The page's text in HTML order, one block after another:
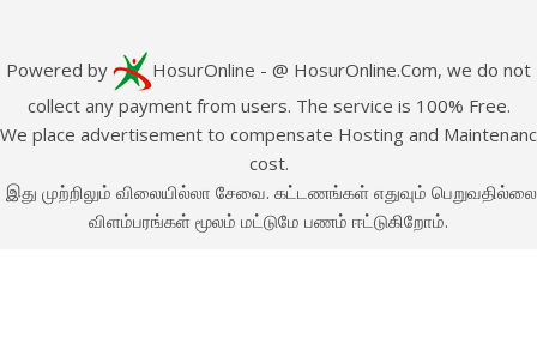
Powered by HosurOnline - @ HosurOnline.Com, we do not
collect any payment from users. The service is 100% Free.
place advertisement to compensate Hosting and
cost.
முற்றிலும் விலையில்லா சேவை. கட்டணங்கள் எதுவும்
விளம்பரங்கள் மூலம் மட்டுமே பணம் ஈட்டுகிறோம்.